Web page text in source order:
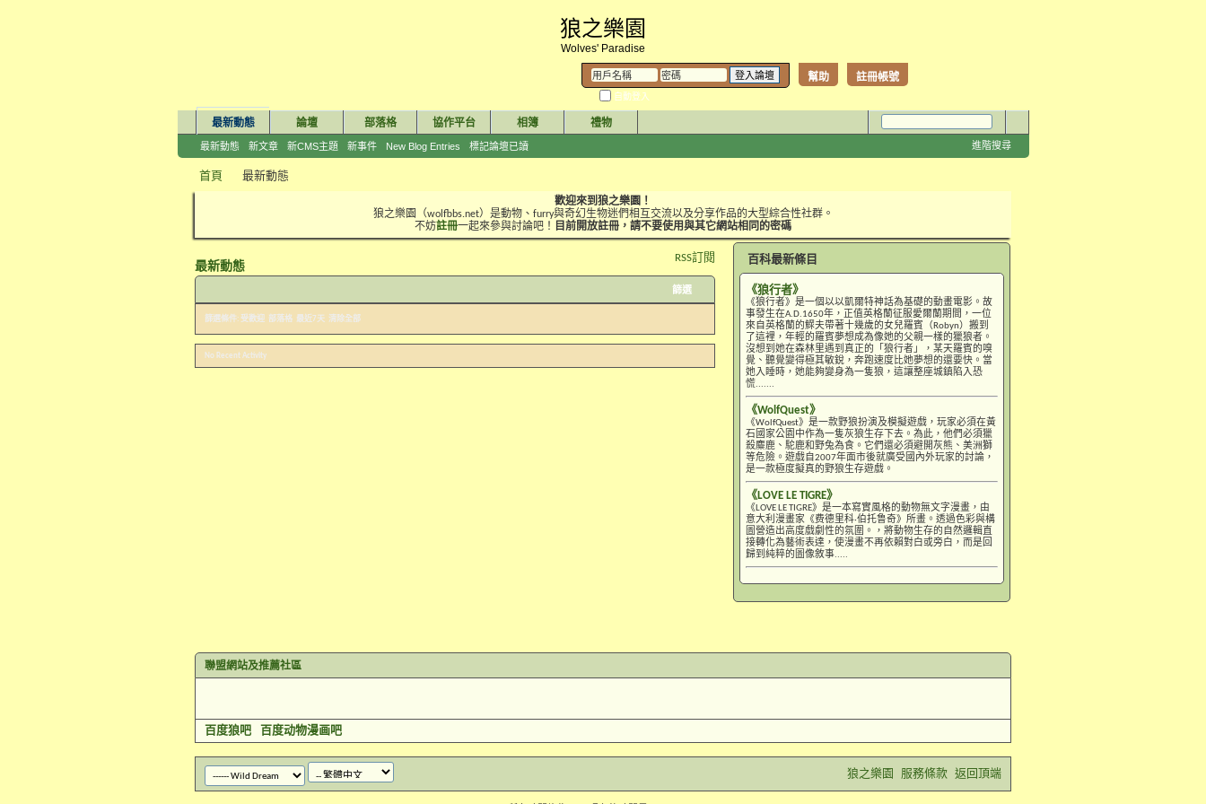
狼之樂園
Wolves' Paradise
註冊帳號
幫助
自動登入
最新動態
最新動態 新文章 新CMS主題 新事件 New Blog Entries 標記論壇已讀
論壇 部落格 協作平台 相簿 禮物
進階搜尋
首頁 最新動態
歡迎來到狼之樂園！
狼之樂園（wolfbbs.net）是動物、furry與奇幻生物迷們相互交流以及分享作品的大型綜合性社群。
不妨註冊一起來參與討論吧！ 目前開放註冊，請不要使用與其它網站相同的密碼
最新動態
RSS訂閱
篩選
篩選條件: 受歡迎 部落格 最近7天 清除全部
No Recent Activity
百科最新條目
《狼行者》
《狼行者》是一個以以凱爾特神話為基礎的動畫電影。故
事發生在A.D.1650年，正值英格蘭征服愛爾蘭期間，一位
來自英格蘭的鰥夫帶著十幾歲的女兒羅賓（Robyn）搬到
了這裡，年輕的羅賓夢想成為像她的父親一樣的獵狼者。
沒想到她在森林里遇到真正的「狼行者」，某天羅賓的嗅
覺、聽覺變得極其敏銳，奔跑速度比她夢想的還要快。當
她入睡時，她能夠變身為一隻狼，這讓整座城鎮陷入恐
慌.......
《WolfQuest》
《WolfQuest》是一款野狼扮演及模擬遊戲，玩家必須在黃
石國家公園中作為一隻灰狼生存下去。為此，他們必須獵
殺麋鹿、駝鹿和野兔為食。它們還必須避開灰熊、美洲獅
等危險。遊戲自2007年面市後就廣受國內外玩家的討論，
是一款極度擬真的野狼生存遊戲。
《LOVE LE TIGRE》
《LOVE LE TIGRE》是一本寫實風格的動物無文字漫畫，由
意大利漫畫家《费德里科·伯托鲁奇》所畫。透過色彩與構
圖營造出高度戲劇性的氛圍。，將動物生存的自然邏輯直
接轉化為藝術表達，使漫畫不再依賴對白或旁白，而是回
歸到純粹的圖像敘事.....
聯盟網站及推薦社區
百度狼吧 百度动物漫画吧
狼之樂園 服務條款 返回頂端